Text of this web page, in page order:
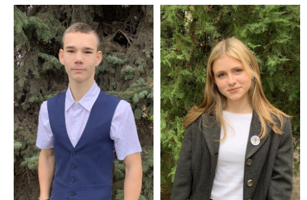
Суворов Борис 10
В, голова
парламенту, комісія
прес-
інформаційної
служби.
Хижніченко Вікторія
11В, член МАДО,
заступник голови
парламенту